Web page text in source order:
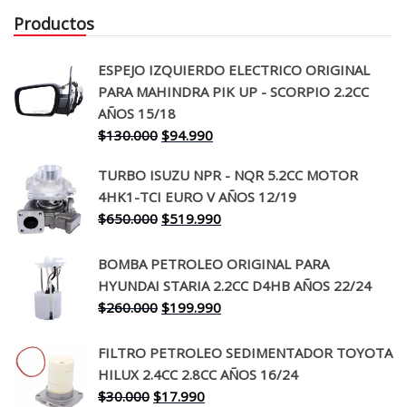
Productos
ESPEJO IZQUIERDO ELECTRICO ORIGINAL
PARA MAHINDRA PIK UP - SCORPIO 2.2CC
AÑOS 15/18
$130.000 El
original
era:
$130.000.
$94.990El
actual
es:
$94.990.
TURBO ISUZU NPR - NQR 5.2CC MOTOR
4HK1-TCI EURO V AÑOS 12/19
$650.000 El
original
era:
$650.000.
$519.990El
actual
es:
$519.990.
BOMBA PETROLEO ORIGINAL PARA
HYUNDAI STARIA 2.2CC D4HB AÑOS 22/24
$260.000 El
original
era:
$260.000.
$199.990El
actual
es:
FILTRO PETROLEO SEDIMENTADOR TOYOTA
HILUX 2.4CC 2.8CC AÑOS 16/24
$30.000 El
$17.990El